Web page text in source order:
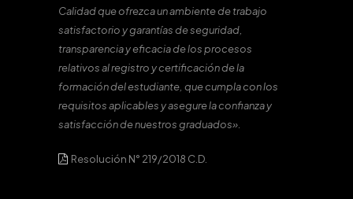
Calidad que ofrezca un ambiente de trabajo
satisfactorio y garantías de seguridad,
transparencia y eficacia de los procesos
relativos al registro y certificación de la
formación del estudiante, que cumpla con los
requisitos aplicables y asegure la confianza y
satisfacción de nuestros graduados».
Resolución N° 219/2018 C.D.